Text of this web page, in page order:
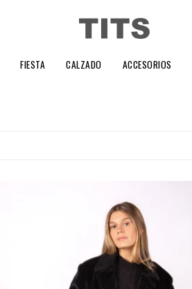
FIESTA CALZADO ACCESORIOS